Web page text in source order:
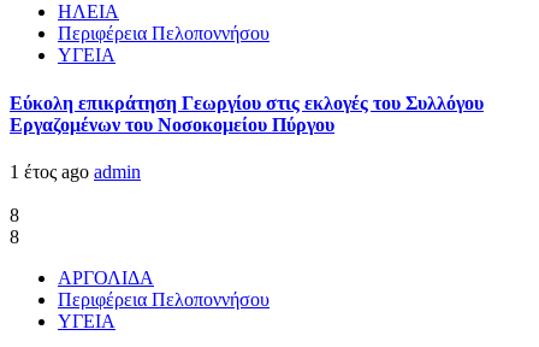
ΗΛΕΙΑ
Περιφέρεια Πελοποννήσου
ΥΓΕΙΑ
Εύκολη επικράτηση Γεωργίου στις εκλογές του Συλλόγου
Εργαζομένων του Νοσοκομείου Πύργου
1 έτος ago admin
8
8
ΑΡΓΟΛΙΔΑ
Περιφέρεια Πελοποννήσου
ΥΓΕΙΑ